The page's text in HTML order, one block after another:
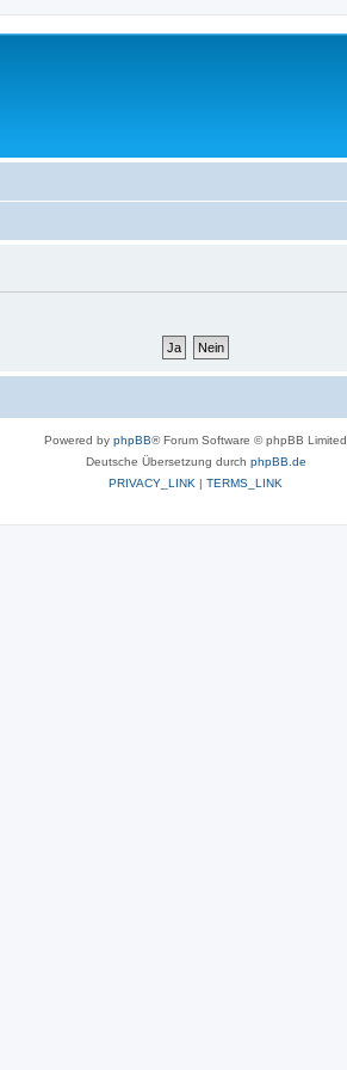
Powered by phpBB® Forum Software © phpBB Limited
Deutsche Übersetzung durch phpBB.de
PRIVACY_LINK | TERMS_LINK